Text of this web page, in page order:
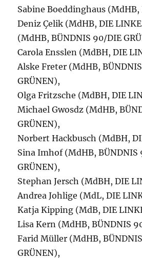
Sabine Boeddinghaus (MdHB,
Deniz Çelik (MdHB, DIE
(MdHB, BÜNDNIS 90/DIE
Carola Ensslen (MdBH, DIE
Alske Freter (MdHB,
GRÜNEN),
Olga Fritzsche (MdBH, DIE
Michael Gwosdz (MdHB,
GRÜNEN),
Norbert Hackbusch (MdBH,
Sina Imhof (MdHB, BÜNDNIS
GRÜNEN),
Stephan Jersch (MdBH, DIE
Andrea Johlige (MdL, DIE
Katja Kipping (MdB, DIE
Lisa Kern (MdHB, BÜNDNIS
Farid Müller (MdHB,
GRÜNEN),